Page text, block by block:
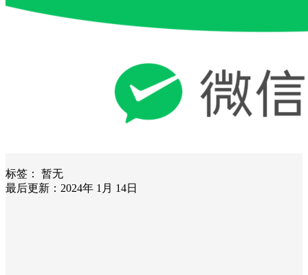
标签：
暂无
最后更新：2024年 1月 14日